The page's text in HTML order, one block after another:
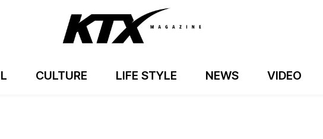
CULTURE LIFE STYLE NEWS VIDEO